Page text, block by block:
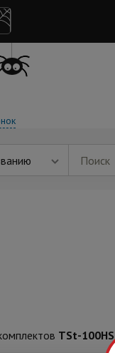
TSt-100HS